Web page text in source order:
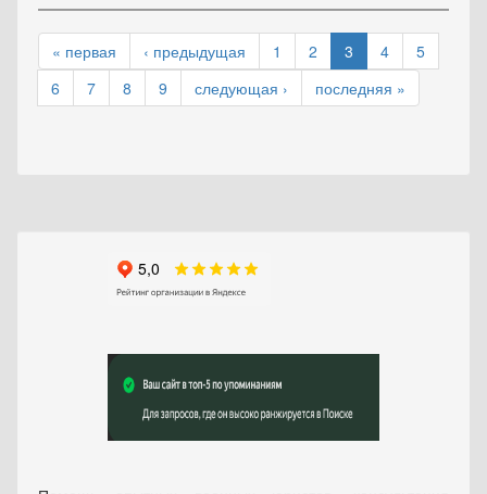
« первая ‹ предыдущая 1 2 3 4
5
6
7 8 9 следующая › последняя »